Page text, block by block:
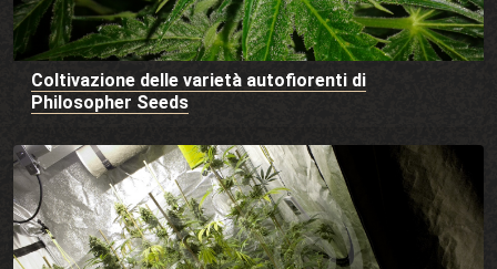
Coltivazione delle varietà autofiorenti di
Philosopher Seeds